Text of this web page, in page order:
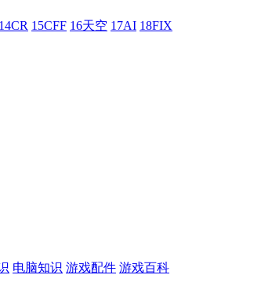
14CR 15CFF 16天空 17AI 18FIX
电脑知识 游戏配件 游戏百科